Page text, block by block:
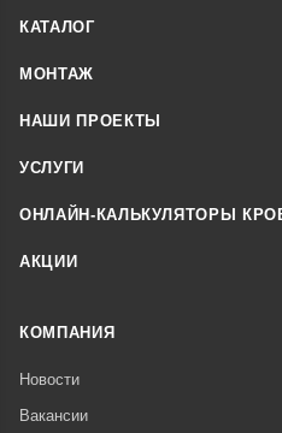
КАТАЛОГ
МОНТАЖ
НАШИ ПРОЕКТЫ
УСЛУГИ
ОНЛАЙН-КАЛЬКУЛЯТОРЫ
АКЦИИ
КОМПАНИЯ
Новости
Вакансии